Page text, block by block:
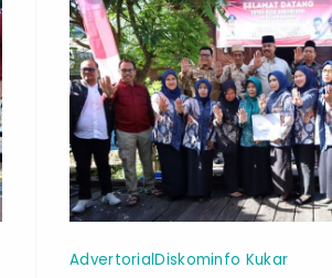
AdvertorialDiskominfo Kukar